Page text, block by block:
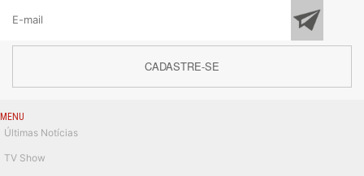
CADASTRE-SE
MENU
Últimas Notícias
TV Show